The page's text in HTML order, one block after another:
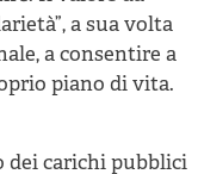
a sua volta
a consentire a
piano di vita.
dei carichi pubblici